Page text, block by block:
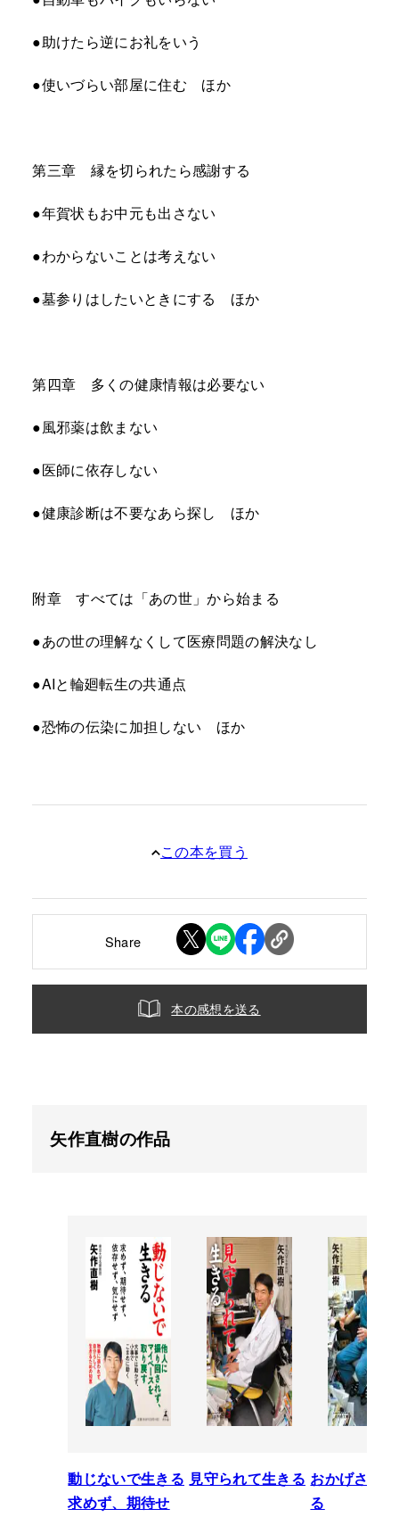
●助けたら逆にお礼をいう
●使いづらい部屋に住む ほか
第三章 縁を切られたら感謝する
●年賀状もお中元も出さない
●わからないことは考えない
●墓参りはしたいときにする ほか
第四章 多くの健康情報は必要ない
●風邪薬は飲まない
●医師に依存しない
●健康診断は不要なあら探し ほか
附章 すべては「あの世」から始まる
●あの世の理解なくして医療問題の解決なし
●AIと輪廻転生の共通点
●恐怖の伝染に加担しない ほか
この本を買う
Share
本の感想を送る
矢作直樹の作品
動じないで生きる
求めず、期待せ
見守られて生きる おかげさま
る